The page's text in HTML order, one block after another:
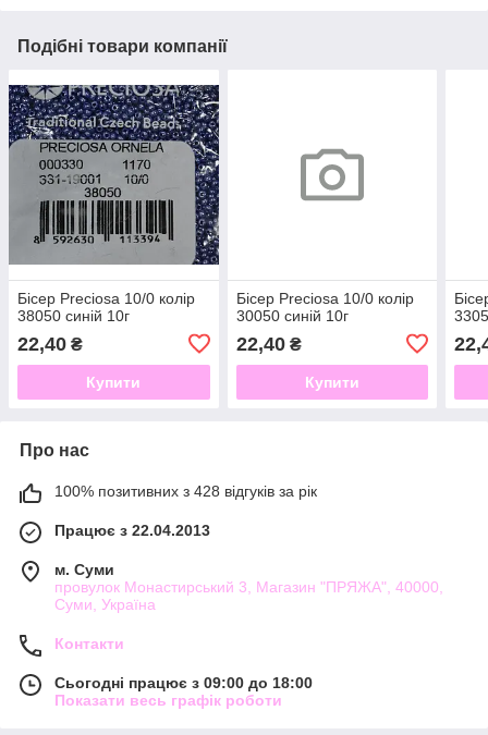
Подібні товари компанії
Бісер Preciosa 10/0 колір
38050 синій 10г
22,40 ₴
Купити
Бісер Preciosa 10/0 колір
30050 синій 10г
22,40₴
Купити
Про нас
100% позитивних з 428 відгуків за рік
Працює з 22.04.2013
м. Суми
провулок Монастирський 3, Магазин "ПРЯЖА", 40000,
Суми, Україна
Контакти
Сьогодні працює з 09:00 до 18:00
Показати весь графік роботи